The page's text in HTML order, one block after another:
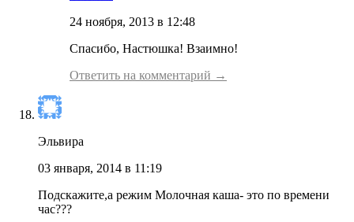
24 ноября, 2013 в 12:48
Спасибо, Настюшка! Взаимно!
Ответить на комментарий →
Эльвира
03 января, 2014 в 11:19
Подскажите,а режим Молочная каша- это по времени
час???